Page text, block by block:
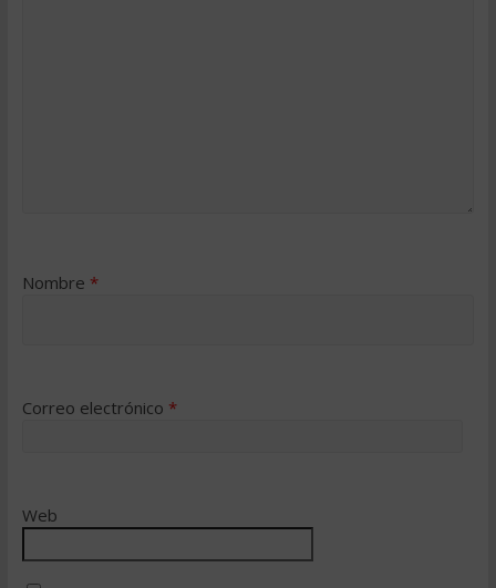
Nombre *
Correo electrónico *
Web